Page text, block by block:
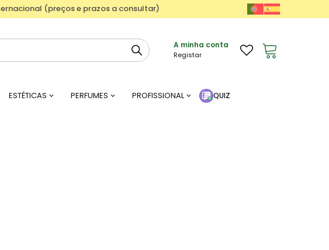
(preços e prazos a consultar)
A minha conta
Registar
ESTÉTICAS PERFUMES PROFISSIONAL QUIZ